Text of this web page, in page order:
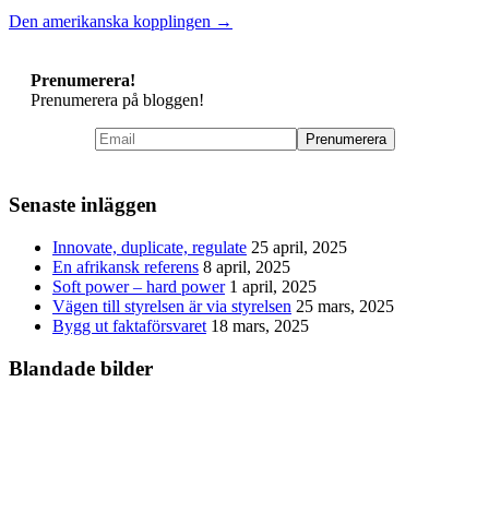
Den amerikanska kopplingen →
Prenumerera!
Prenumerera på bloggen!
Senaste inläggen
Innovate, duplicate, regulate 25 april, 2025
En afrikansk referens 8 april, 2025
Soft power – hard power 1 april, 2025
Vägen till styrelsen är via styrelsen 25 mars, 2025
Bygg ut faktaförsvaret 18 mars, 2025
Blandade bilder